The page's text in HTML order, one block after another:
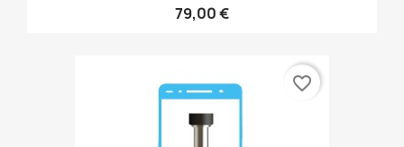
79,00 €
favorite_border